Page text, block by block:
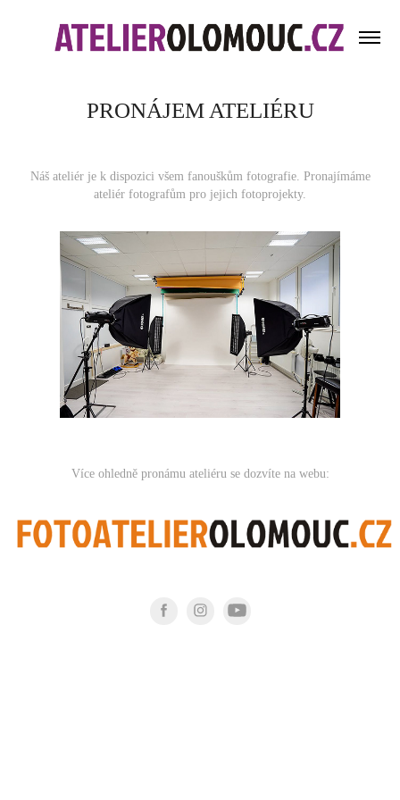
PRONÁJEM ATELIÉRU
Náš ateliér je k dispozici všem fanouškům fotografie. Pronajímáme
ateliér fotografům pro jejich fotoprojekty.
Více ohledně pronámu ateliéru se dozvíte na webu: